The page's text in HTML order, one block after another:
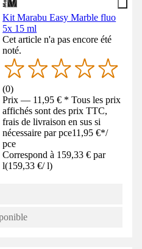
Kit Marabu Easy Marble fluo
5x 15 ml
Cet article n'a pas encore été
noté.
(0)
Prix — 11,95 € * Tous les prix
affichés sont des prix TTC,
frais de livraison en sus si
nécessaire par pce11,95 €*/
pce
Correspond à 159,33 € par
l(159,33 €/ l)